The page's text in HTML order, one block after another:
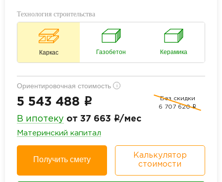
Технология строительства
Каркас Газобетон Керамика
Ориентировочная стоимость i
5 543 488 i
Без скидки
6 707 620 i
В ипотеку от 37 663 i/мес
Материнский капитал
Получить смету
Калькулятор
стоимости